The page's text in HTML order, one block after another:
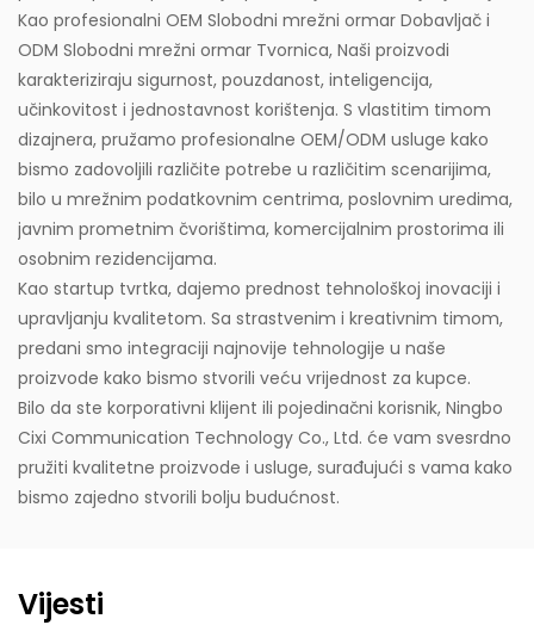
Kao profesionalni OEM Slobodni mrežni ormar Dobavljač i
ODM Slobodni mrežni ormar Tvornica, Naši proizvodi
karakteriziraju sigurnost, pouzdanost, inteligencija,
učinkovitost i jednostavnost korištenja. S vlastitim timom
dizajnera, pružamo profesionalne OEM/ODM usluge kako
bismo zadovoljili različite potrebe u različitim scenarijima,
bilo u mrežnim podatkovnim centrima, poslovnim uredima,
javnim prometnim čvorištima, komercijalnim prostorima ili
osobnim rezidencijama.
Kao startup tvrtka, dajemo prednost tehnološkoj inovaciji i
upravljanju kvalitetom. Sa strastvenim i kreativnim timom,
predani smo integraciji najnovije tehnologije u naše
proizvode kako bismo stvorili veću vrijednost za kupce.
Bilo da ste korporativni klijent ili pojedinačni korisnik, Ningbo
Cixi Communication Technology Co., Ltd. će vam svesrdno
pružiti kvalitetne proizvode i usluge, surađujući s vama kako
bismo zajedno stvorili bolju budućnost.
Vijesti